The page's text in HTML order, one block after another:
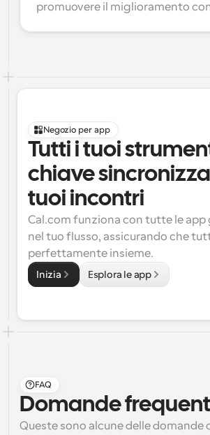
promuovere il miglioramento
Negozio per app
Tutti i tuoi
chiave
tuoi incontri
Cal.com funziona con tutte le app
nel tuo flusso, assicurando che
perfettamente insieme.
Inizia Esplora le app
FAQ
Domande
Queste sono alcune delle domande